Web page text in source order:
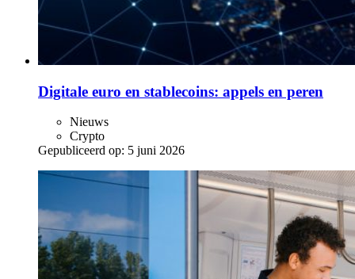
Digitale euro en stablecoins: appels en peren
Nieuws
Crypto
Gepubliceerd op: 5 juni 2026